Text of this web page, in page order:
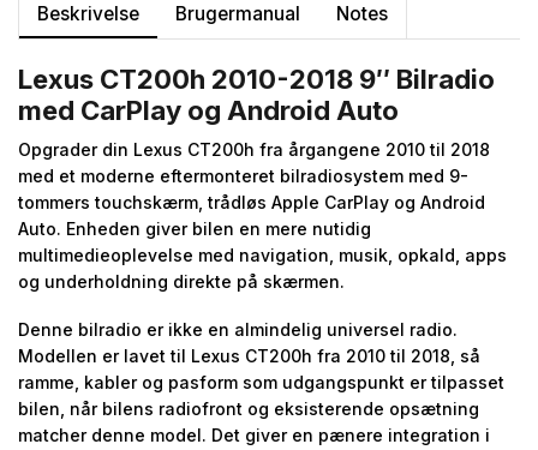
Beskrivelse Brugermanual Notes
Lexus CT200h 2010-2018 9″ Bilradio
med CarPlay og Android Auto
Opgrader din Lexus CT200h fra årgangene 2010 til 2018
med et moderne eftermonteret bilradiosystem med 9-
tommers touchskærm, trådløs Apple CarPlay og Android
Auto. Enheden giver bilen en mere nutidig
multimedieoplevelse med navigation, musik, opkald, apps
og underholdning direkte på skærmen.
Denne bilradio er ikke en almindelig universel radio.
Modellen er lavet til Lexus CT200h fra 2010 til 2018, så
ramme, kabler og pasform som udgangspunkt er tilpasset
bilen, når bilens radiofront og eksisterende opsætning
matcher denne model. Det giver en pænere integration i